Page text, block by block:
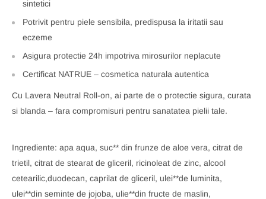
sintetici
Potrivit pentru piele sensibila, predispusa la iritatii sau
eczeme
Asigura protectie 24h impotriva mirosurilor neplacute
Certificat NATRUE – cosmetica naturala autentica
Cu Lavera Neutral Roll-on, ai parte de o protectie sigura, curata
si blanda – fara compromisuri pentru sanatatea pielii tale.
Ingrediente: apa aqua, suc** din frunze de aloe vera, citrat de
trietil, citrat de stearat de gliceril, ricinoleat de zinc, alcool
cetearilic,duodecan, caprilat de gliceril, ulei**de luminita,
ulei**din seminte de jojoba, ulie**din fructe de maslin,